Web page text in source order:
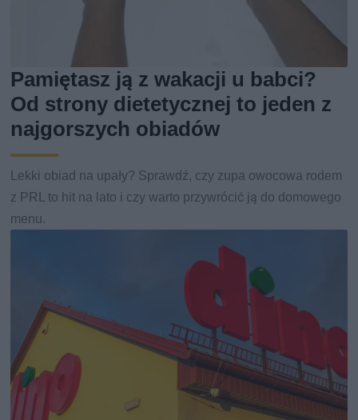
Pamiętasz ją z wakacji u babci?
Od strony dietetycznej to jeden z
najgorszych obiadów
Lekki obiad na upały? Sprawdź, czy zupa owocowa rodem
z PRL to hit na lato i czy warto przywrócić ją do domowego
menu.